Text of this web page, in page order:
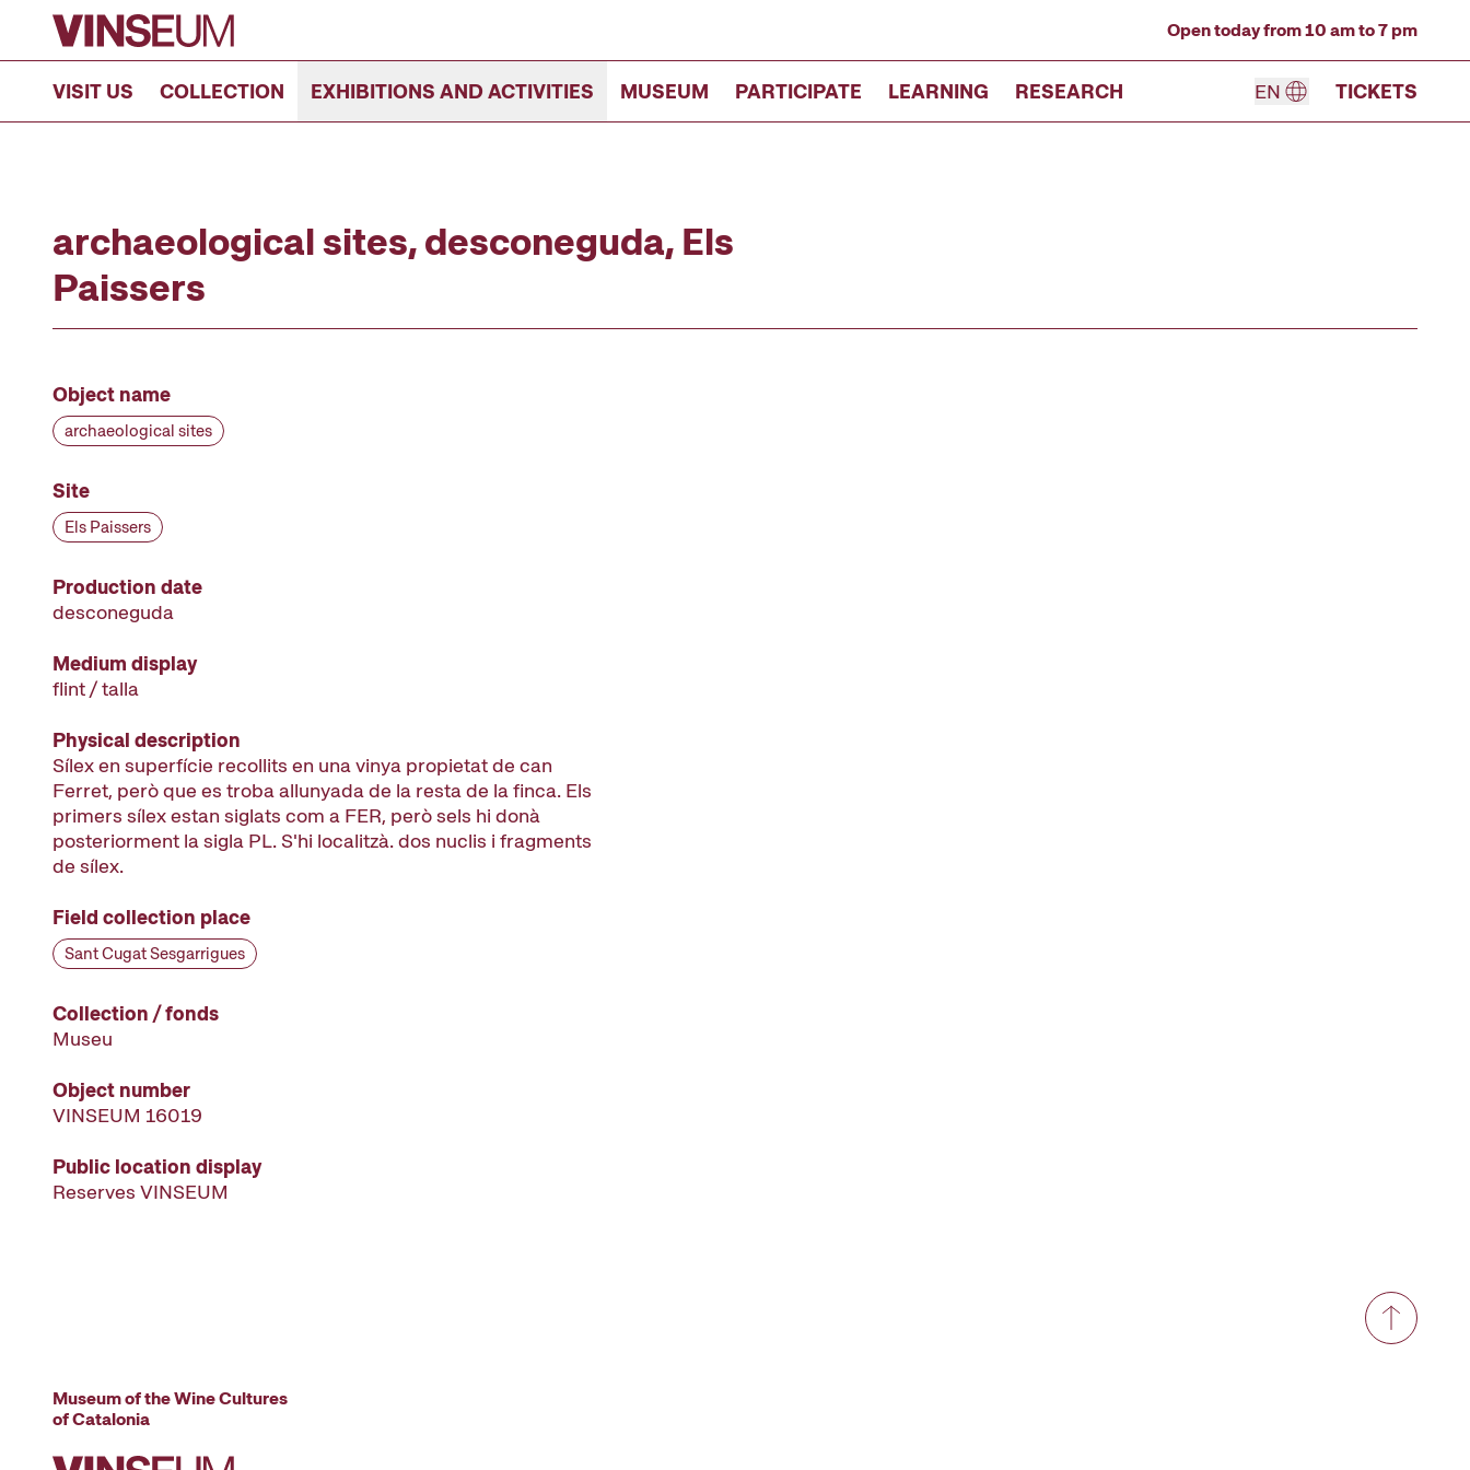
Go to content
Open today from 10 am to 7 pm
VISIT US COLLECTION EXHIBITIONS AND ACTIVITIES MUSEUM PARTICIPATE LEARNING RESEARCH EN TICKETS
archaeological sites, desconeguda, Els
Paissers
Object name
archaeological sites
Site
Els Paissers
Production date
desconeguda
Medium display
flint / talla
Physical description
Sílex en superfície recollits en una vinya propietat de can
Ferret, però que es troba allunyada de la resta de la finca. Els
primers sílex estan siglats com a FER, però sels hi donà
posteriorment la sigla PL. S'hi localitzà. dos nuclis i fragments
de sílex.
Field collection place
Sant Cugat Sesgarrigues
Collection / fonds
Museu
Object number
VINSEUM 16019
Public location display
Reserves VINSEUM
Museum of the Wine Cultures
of Catalonia